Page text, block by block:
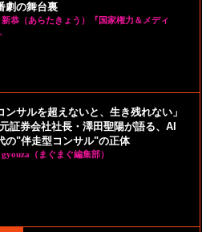
劇の舞台裏
新恭（あらたきょう）『国家権力＆メディ
ンサルを超えないと、生き残れない」
証券会社社長・澤田聖陽が語る、AI
の"伴走型コンサル"の正体
gyouza（まぐまぐ編集部）